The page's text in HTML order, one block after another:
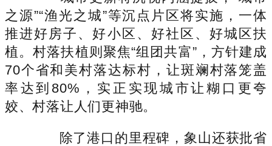
之源”“渔光之城”等沉点片区将实施，一体
推进好房子、好小区、好社区、好城区扶
植。村落扶植则聚焦“组团共富”，方针建成
70个省和美村落达标村，让斑斓村落笼盖
率达到80%，实正实现城市让糊口更夸
姣、村落让人们更神驰。
除了港口的里程碑，象山还获批省